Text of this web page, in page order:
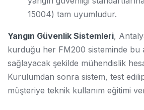
15004) tam uyumludur.
Yangın Güvenlik Sistemleri,
kurduğu her FM200 sisteminde bu
sağlayacak şekilde mühendislik
Kurulumdan sonra sistem, test
müşteriye teknik kullanım eğitimi